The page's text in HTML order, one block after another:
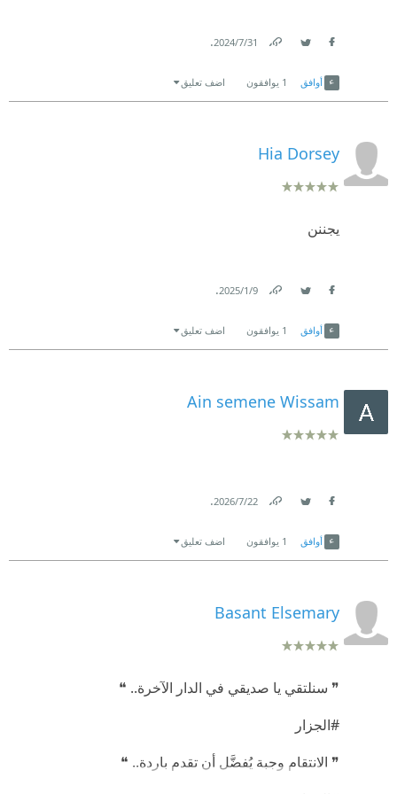
31‏/7‏/2024
.
أوافق 1 يوافقون اضف تعليق
Hia Dorsey
يجننن
9‏/1‏/2025
.
أوافق 1 يوافقون اضف تعليق
Ain semene Wissam
22‏/7‏/2026
.
أوافق 1 يوافقون اضف تعليق
Basant Elsemary
❞ سنلتقي يا صديقي في الدار الآخرة.. ❝
#الجزار
❞ الانتقام وجبة يُفضَّل أن تقدم باردة.. ❝